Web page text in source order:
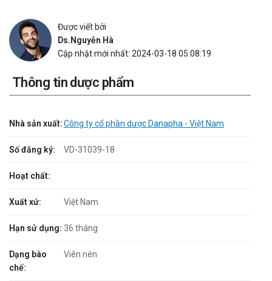
Được viết bởi
Ds.Nguyễn Hà
Cập nhật mới nhất: 2024-03-18 05:08:19
Thông tin dược phẩm
Nhà sản xuất:Công ty cổ phần dược Danapha - Việt Nam
Số đăng ký: VD-31039-18
Hoạt chất:
Xuất xứ: Việt Nam
Hạn sử dụng: 36 tháng
Dạng bào
chế:
Viên nén